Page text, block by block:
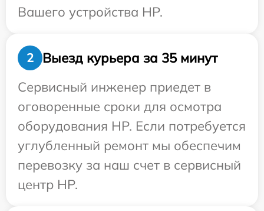
Вашего устройства HP.
2
Выезд курьера за 35 минут
Сервисный инженер приедет в
оговоренные сроки для осмотра
оборудования HP. Если потребуется
углубленный ремонт мы обеспечим
перевозку за наш счет в сервисный
центр HP.